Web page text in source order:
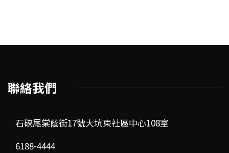
聯絡我們
石硤尾棠蔭街17號大坑東社區中心108室
6188-4444